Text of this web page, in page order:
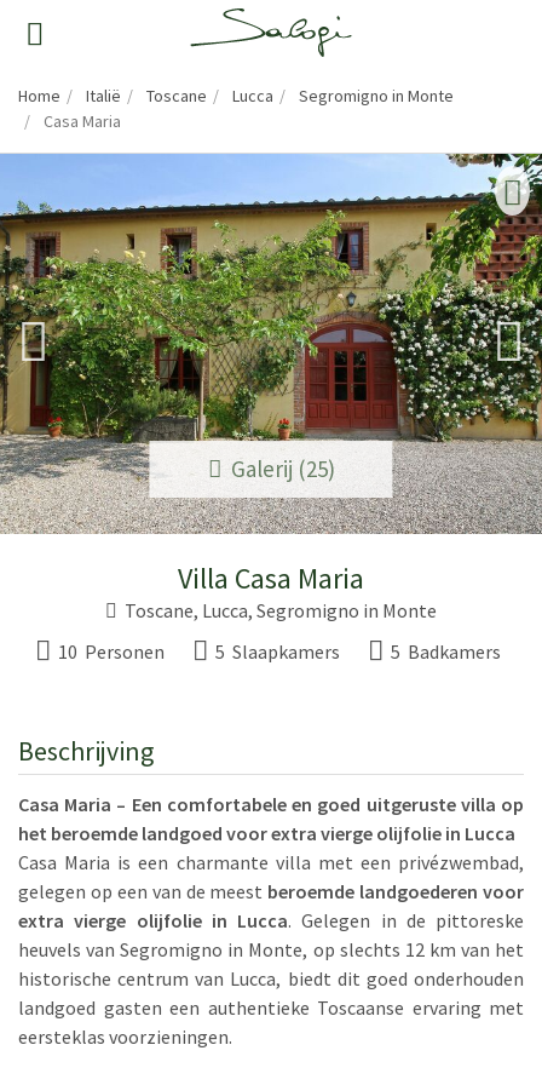
Home Italië Toscane Lucca
Segromigno in Monte
Casa Maria
Galerij (25)
Villa Casa Maria
Toscane, Lucca, Segromigno in Monte
10 Personen
5 Slaapkamers 5 Badkamers
Beschrijving
Casa Maria – Een comfortabele en goed uitgeruste villa op
het beroemde landgoed voor extra vierge olijfolie in Lucca
Casa Maria is een charmante villa met een privézwembad,
gelegen op een van de meest beroemde landgoederen voor
extra vierge olijfolie in Lucca. Gelegen in de pittoreske
heuvels van Segromigno in Monte, op slechts 12 km van het
historische centrum van Lucca, biedt dit goed onderhouden
landgoed gasten een authentieke Toscaanse ervaring met
eersteklas voorzieningen.